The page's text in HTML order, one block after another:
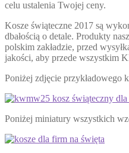
celu ustalenia Twojej ceny.
Kosze świąteczne 2017 są
dbałością o detale. Produkty
polskim zakładzie, przed
jakości, aby przede wszystkim
Poniżej zdjęcie przykładowego
Poniżej miniatury wszystkich